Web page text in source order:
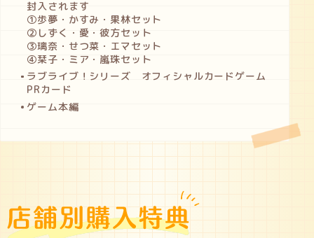
封入されます
①歩夢・かすみ・果林セット
②しずく・愛・彼方セット
③璃奈・せつ菜・エマセット
④栞子・ミア・嵐珠セット
ラブライブ！シリーズ オフィシャルカードゲーム
PRカード
ゲーム本編